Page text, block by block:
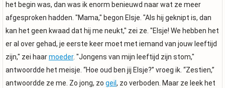
het begin was, dan was ik enorm benieuwd naar wat ze meer
afgesproken hadden. "Mama," begon Elsje. "Als hij geknipt is, dan
kan het geen kwaad dat hij me neukt," zei ze. "Elsje! We hebben het
er al over gehad, je eerste keer moet met iemand van jouw leeftijd
zijn," zei haarmoeder. "Jongens van mijn leeftijd zijn stom,"
antwoordde het meisje. “Hoe oud ben jij Elsje?” vroeg ik. “Zestien,”
antwoordde ze me. Zo jong, zo geil , zo verboden. Maar ze leek het